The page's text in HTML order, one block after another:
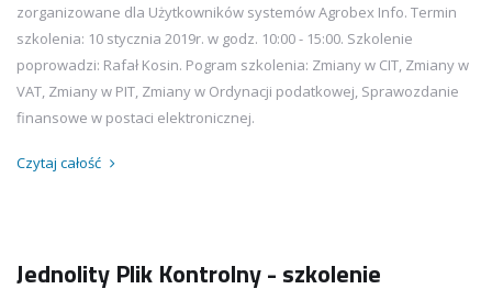
zorganizowane dla Użytkowników systemów Agrobex Info. Termin
szkolenia: 10 stycznia 2019r. w godz. 10:00 - 15:00. Szkolenie
poprowadzi: Rafał Kosin. Pogram szkolenia: Zmiany w CIT, Zmiany w
VAT, Zmiany w PIT, Zmiany w Ordynacji podatkowej, Sprawozdanie
finansowe w postaci elektronicznej.
Czytaj całość
Jednolity Plik Kontrolny - szkolenie